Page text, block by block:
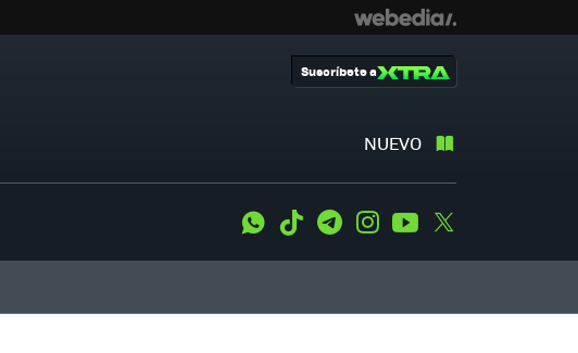
NUEVO
Suscríbete a
WhatsApp
Tiktok TelegramInstagramYoutube